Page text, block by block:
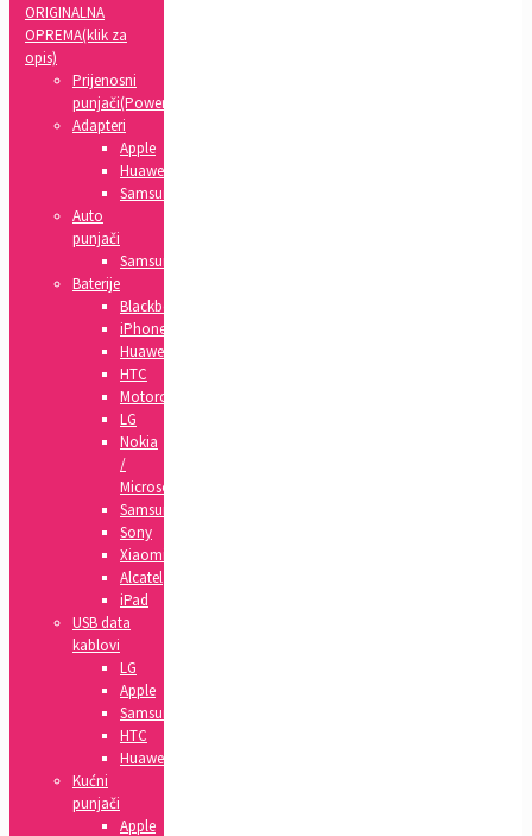
ORIGINALNA
OPREMA(klik za
opis)
Prijenosni
punjači(Powerbank)
Adapteri
Apple
Huawei
Samsung
Auto
punjači
Samsung
Baterije
Blackberry
iPhone
Huawei
HTC
Motorola
LG
Nokia
/
Microsoft
Samsung
Sony
Xiaomi
Alcatel
iPad
USB data
kablovi
LG
Apple
Samsung
HTC
Huawei
Kućni
punjači
Apple